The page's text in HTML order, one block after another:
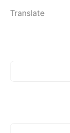
Translate